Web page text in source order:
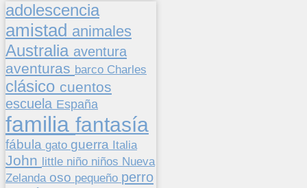
adolescencia
amistad animales
Australia aventura
aventuras barco Charles
clásico cuentos
escuela España
familia fantasía
fábula gato guerra Italia
John little niño niños Nueva
Zelanda oso pequeño perro